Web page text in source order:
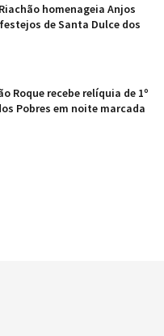
homenageia Anjos
de Santa Dulce dos
Roque recebe relíquia de 1º
Pobres em noite marcada